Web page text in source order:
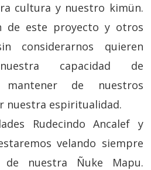
cultura y nuestro kimün.
de este proyecto y otros
considerarnos quieren
capacidad de
mantener de nuestros
nuestra espiritualidad.
Rudecindo Ancalef y
velando siempre
nuestra Ñuke Mapu.